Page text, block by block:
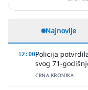
Najnovije
12:00Policija
svog 71-
CRNA KRONIKA